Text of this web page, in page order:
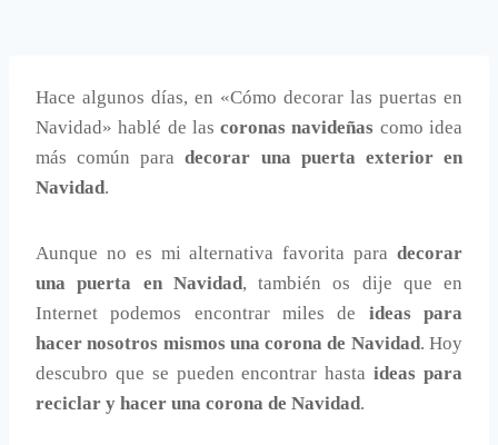
Hace algunos días, en «Cómo decorar las puertas en
Navidad» hablé de lascoronas navideñas como idea
más común paradecorar una puerta exterior en
Navidad.
Aunque no es mi alternativa favorita para decorar
una puerta en Navidad, también os dije que en
Internet podemos encontrar miles de ideas para
hacer nosotros mismos una corona de Navidad. Hoy
descubro que se pueden encontrar hastaideas para
reciclar y hacer una corona de Navidad.